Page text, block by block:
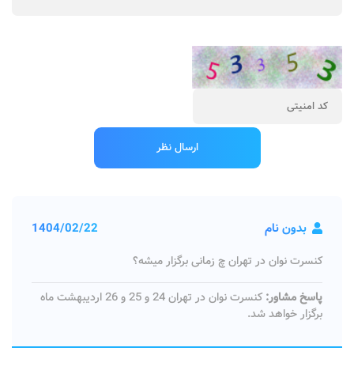
بدون نام 1404/02/22
کنسرت نوان در تهران چ زمانی برگزار میشه؟
پاسخ مشاور:
کنسرت نوان در تهران 24 و 25 و 26 اردیبهشت ماه
برگزار خواهد شد.